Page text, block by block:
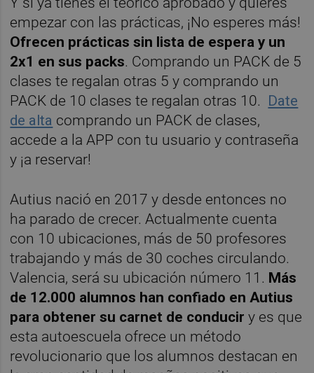
empezar con las prácticas, ¡No esperes más!
Ofrecen prácticas sin lista de espera y un
2x1 en sus packs. Comprando un PACK de 5
clases te regalan otras 5 y comprando un
PACK de 10 clases te regalan otras 10. Date
de alta comprando un PACK de clases,
accede a la APP con tu usuario y contraseña
y ¡a reservar!
Autius nació en 2017 y desde entonces no
ha parado de crecer. Actualmente cuenta
con 10 ubicaciones, más de 50 profesores
trabajando y más de 30 coches circulando.
Valencia, será su ubicación número 11. Más
de 12.000 alumnos han confiado en Autius
para obtener su carnet de conducir y es que
esta autoescuela ofrece un método
revolucionario que los alumnos destacan en